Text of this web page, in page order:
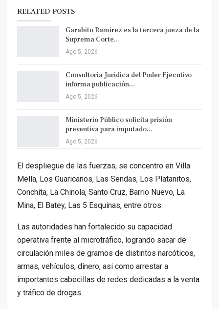
RELATED POSTS
Garabito Ramírez es la tercera jueza de la
Suprema Corte…
Ago 5, 2026
Consultoría Jurídica del Poder Ejecutivo
informa publicación…
Ago 5, 2026
Ministerio Público solicita prisión
preventiva para imputado…
Ago 5, 2026
El despliegue de las fuerzas, se concentro en Villa
Mella, Los Guaricanos, Las Sendas, Los Platanitos,
Conchita, La Chinola, Santo Cruz, Barrio Nuevo, La
Mina, El Batey, Las 5 Esquinas, entre otros.
Las autoridades han fortalecido su capacidad
operativa frente al microtráfico, logrando sacar de
circulación miles de gramos de distintos narcóticos,
armas, vehículos, dinero, asi como arrestar a
importantes cabecillas de redes dedicadas a la venta
y tráfico de drogas.